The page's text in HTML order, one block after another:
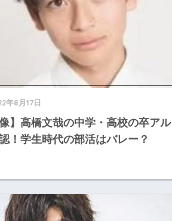
年8月17日
像】高橋文哉の中学・高校の卒アル
！学生時代の部活はバレー？